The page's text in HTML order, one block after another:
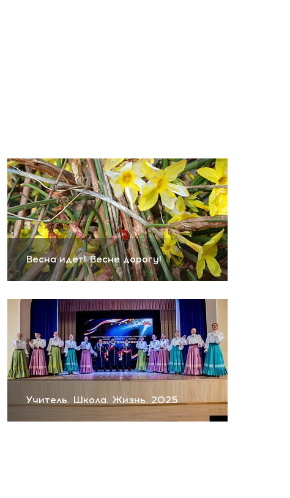
Весна идет! Весне дорогу!
Учитель. Школа. Жизнь. 2025